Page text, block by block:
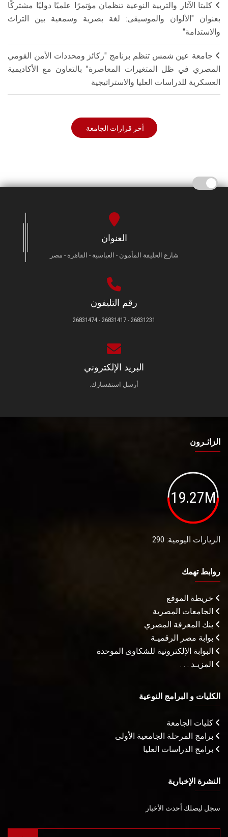
كليتا الآثار والتربية النوعية تنظمان مؤتمرًا علميًا دوليًا مشتركًا
بعنوان "الألوان والموسيقى: لغة بصرية وسمعية بين التراث
والاستدامة"
جامعة عين شمس تنظم برنامج "ركائز ومحددات الأمن القومي
المصري في ظل المتغيرات المعاصرة" بالتعاون مع الأكاديمية
العسكرية للدراسات العليا والاستراتيجية
أخر قرارات الجامعة
العنوان
شارع الخليفة المأمون - العباسية - القاهرة - مصر
رقم التليفون
26831231 - 26831417 - 26831474
البريد الإلكتروني
أرسل استفسارك.
الزائـرون
19.27M
الزيارات اليومية: 290
روابط تهمك
خريطة الموقع
الجامعات المصرية
بنك المعرفة المصري
بوابة مصر الرقميـة
البوابة الإلكترونية للشكاوى الموحدة
المزيـد . . .
الكليات و البرامج النوعية
كليات الجامعة
برامج المرحلة الجامعية الأولى
برامج الدراسات العليا
النشرة الإخبارية
سجل ليصلك أحدث الأخبار